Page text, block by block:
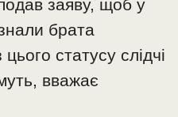
заяву, щоб у
брата
статусу слідчі
вважає